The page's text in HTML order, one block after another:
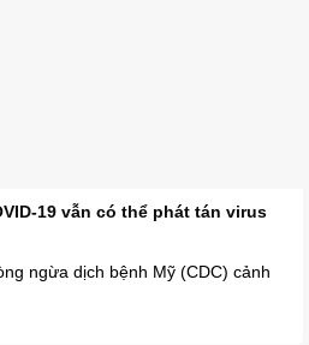
19 vẫn có thể phát tán virus
ngừa dịch bệnh Mỹ (CDC) cảnh